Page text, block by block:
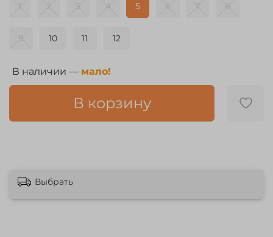
В наличии — мало!
В корзину
2 3 4 5 6 7 8
9 10 11 12
Выбрать